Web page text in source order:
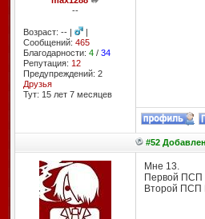
--
Возраст: -- |
|
Сообщений: 465
Благодарности: 4/ 34
Репутация: 12
Предупреждений: 2
Друзья
Тут: 15 лет 7 месяцев
#52
Мне 13.
Первой ПСП
Второй ПСП